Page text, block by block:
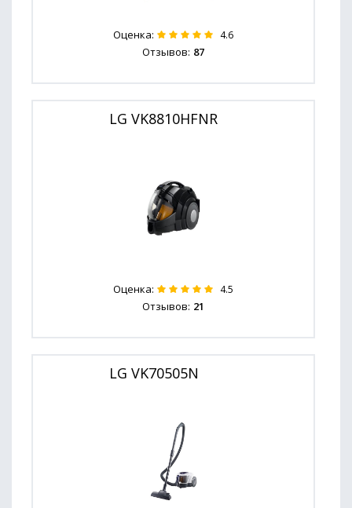
Оценка: 4.6
Отзывов: 87
LG VK8810HFNR
Оценка: 4.5
Отзывов: 21
LG VK70505N